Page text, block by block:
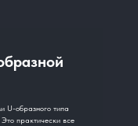
U-образного типа
практически все